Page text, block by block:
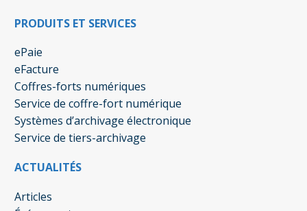
PRODUITS ET SERVICES
ePaie
eFacture
Coffres-forts numériques
Service de coffre-fort numérique
Systèmes d’archivage électronique
Service de tiers-archivage
ACTUALITÉS
Articles